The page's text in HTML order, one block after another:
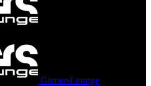
GamersLounge